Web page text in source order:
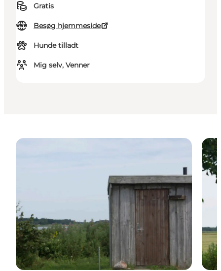
Gratis
Besøg hjemmeside
Hunde tilladt
Mig selv, Venner